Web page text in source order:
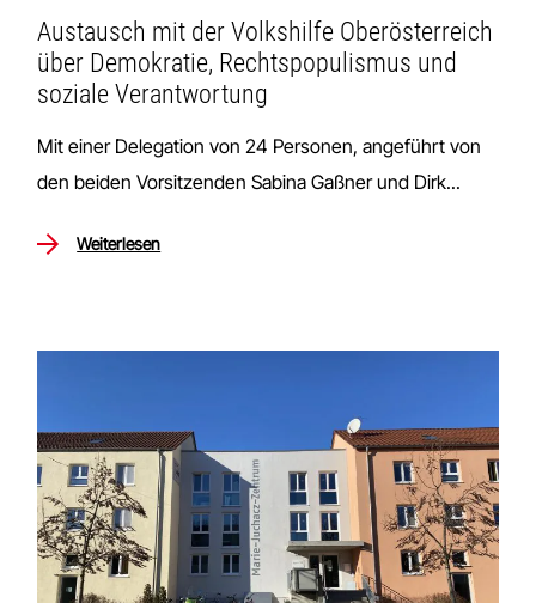
Austausch mit der Volkshilfe Oberösterreich
über Demokratie, Rechtspopulismus und
soziale Verantwortung
Mit einer Delegation von 24 Personen, angeführt von
den beiden Vorsitzenden Sabina Gaßner und Dirk...
Weiterlesen